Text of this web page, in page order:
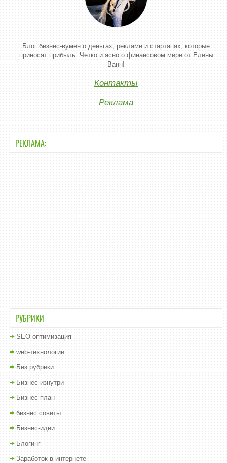
Блог бизнес-вумен о деньгах, рекламе и стартапах, которые
приносят прибыль. Четко и ясно о финансовом мире от Елены
Ванн!
Контакты
Реклама
РЕКЛАМА:
РУБРИКИ
SEO оптимизация
web-технологии
Без рубрики
Бизнес изнутри
Бизнес план
бизнес советы
Бизнес-идеи
Блогинг
Заработок в интернете